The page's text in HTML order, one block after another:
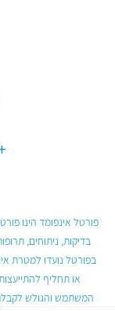
פורטל אינפומד הינו
בדיקות, ניתוחים,
בפורטל נועדו למטרת
או תחליף
המשתמש והגולש לקבלת